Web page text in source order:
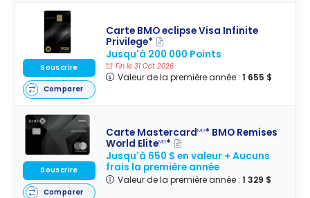
Carte BMO eclipse Visa Infinite
Privilege*
Jusqu'à 200 000 Points
Fin le 31 Oct 2026
Valeur de la première année : 1 655 $
Souscrire
Comparer
Carte MastercardMD* BMO Remises
World EliteMD*
Jusqu'à 650 $ en valeur + Aucuns
frais la première année
Valeur de la première année : 1 329 $
Souscrire
Comparer